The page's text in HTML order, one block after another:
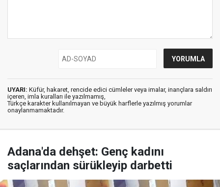
UYARI: Küfür, hakaret, rencide edici cümleler veya imalar, inançlara saldırı
içeren, imla kuralları ile yazılmamış,
Türkçe karakter kullanılmayan ve büyük harflerle yazılmış yorumlar
onaylanmamaktadır.
Adana'da dehşet: Genç kadını
saçlarından sürükleyip darbetti